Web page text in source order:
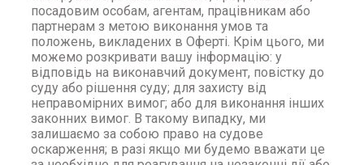
посадовим особам, агентам, працівникам або
партнерам з метою виконання умов та
положень, викладених в Оферті. Крім цього, ми
можемо розкривати вашу інформацію: у
відповідь на виконавчий документ, повістку до
суду або рішення суду; для захисту від
неправомірних вимог; або для виконання інших
законних вимог. В такому випадку, ми
залишаємо за собою право на судове
оскарження; в разі якщо ми будемо вважати це